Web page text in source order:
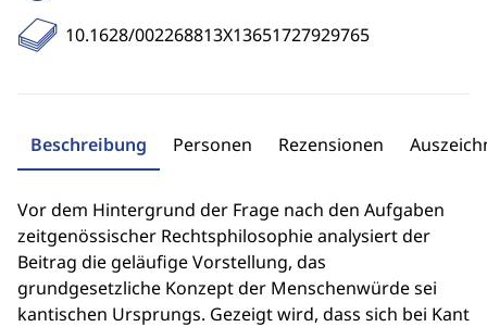
10.1628/002268813X13651727929765
Beschreibung Personen Rezensionen
Vor dem Hintergrund der Frage nach den Aufgaben
zeitgenössischer Rechtsphilosophie analysiert der
Beitrag die geläufige Vorstellung, das
grundgesetzliche Konzept der Menschenwürde sei
kantischen Ursprungs. Gezeigt wird, dass sich bei Kant